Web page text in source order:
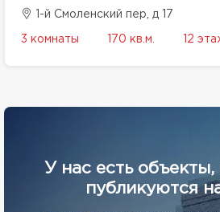
1-й Смоленский пер, д 17
3 комнаты 170 кв.м. 12
У нас есть
публикуются